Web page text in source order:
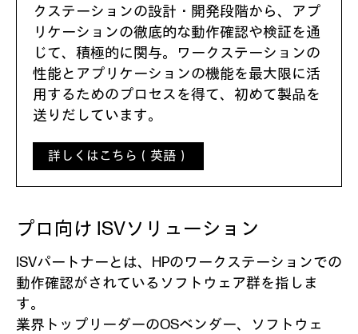
クステーションの設計・開発段階から、アプ
リケーションの徹底的な動作確認や検証を通
じて、積極的に関与。ワークステーションの
性能とアプリケーションの機能を最大限に活
用するためのプロセスを得て、初めて製品を
送りだしています。
詳しくはこちら（英語）
プロ向け ISVソリューション
ISVパートナーとは、HPのワークステーションでの
動作確認がされているソフトウェア群を指しま
す。
業界トップリーダーのOSベンダー、ソフトウェ